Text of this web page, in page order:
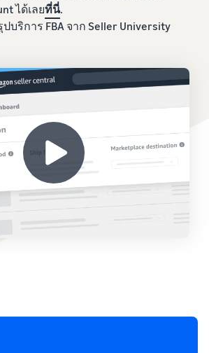
ได้เลยที่นี่.
บริการ FBA จาก Seller University